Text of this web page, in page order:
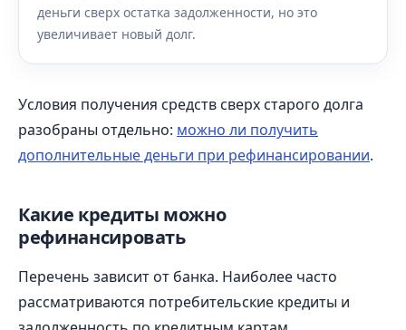
деньги сверх остатка задолженности, но это
увеличивает новый долг.
Условия получения средств сверх старого долга
разобраны отдельно: можно ли получить
дополнительные деньги при рефинансировании.
Какие кредиты можно
рефинансировать
Перечень зависит от банка. Наиболее часто
рассматриваются потребительские кредиты и